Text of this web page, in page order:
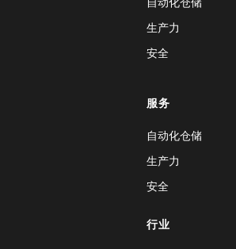
生产力
安全
服务
自动化仓储
生产力
安全
行业